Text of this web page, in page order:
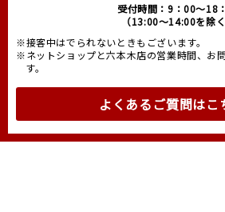
受付時間：9：00～18
（13:00～14:00を除く
※接客中はでられないときもございます。
※ネットショップと六本木店の営業時間、お
す。
よくあるご質問はこ